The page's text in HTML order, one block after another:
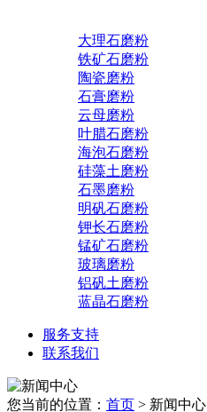
大理石磨粉
铁矿石磨粉
陶瓷磨粉
石膏磨粉
云母磨粉
叶腊石磨粉
海泡石磨粉
硅藻土磨粉
石墨磨粉
明矾石磨粉
钾长石磨粉
锰矿石磨粉
玻璃磨粉
铝矾土磨粉
蓝晶石磨粉
服务支持
联系我们
您当前的位置： 首页 > 新闻中心